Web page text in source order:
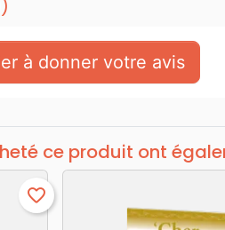
à donner votre avis
ce produit ont
favorite_border